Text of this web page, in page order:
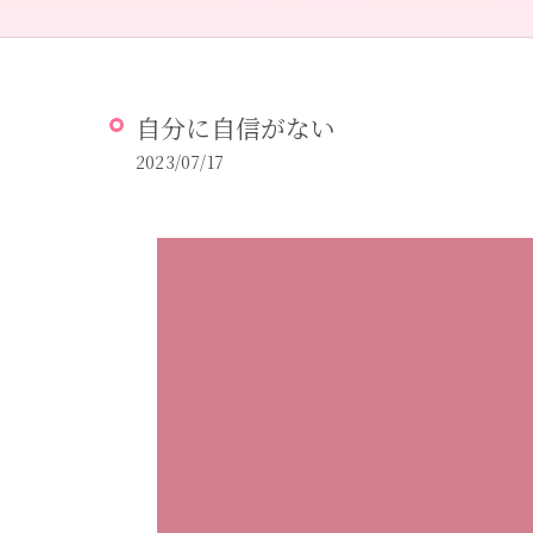
自分に自信がない
2023/07/17